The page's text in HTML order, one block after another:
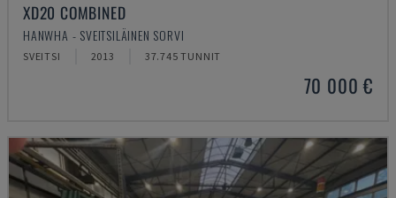
XD20 COMBINED
HANWHA - SVEITSILÄINEN SORVI
SVEITSI 2013 37.745 TUNNIT
70 000 €